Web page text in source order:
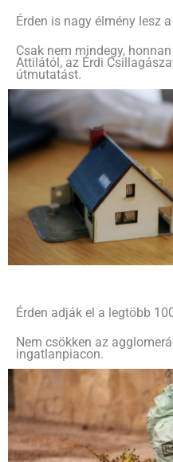
Érden is nagy élmény lesz
Csak nem mindegy,
Attilától, az Érdi
útmutatást.
Érden adják el a legtöbb
Nem csökken az
ingatlanpiacon.